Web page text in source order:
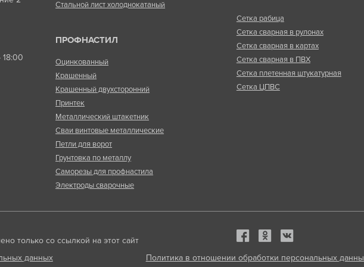
Стальной лист холоднокатаный
ПРОФНАСТИЛ
Оцинкованный
Крашенный
Крашенный двухсторонний
Принтек
Металлический штакетник
Сваи винтовые металлические
Петли для ворот
Грунтовка по металлу
Саморезы для профнастила
Электроды сварочные
Сетка рабица
Сетка сварная в рулонах
Сетка сварная в картах
Сетка сварная в ПВХ
Сетка плетенная штукатурная
Сетка ЦПВС
только со ссылкой на этот сайт
данных
Политика в отношении обработки персональных